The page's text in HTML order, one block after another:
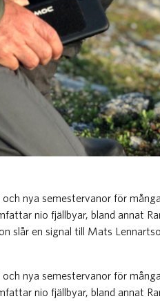
nya semestervanor för
nio fjällbyar, bland annat
slår en signal till Mats
nya semestervanor för
nio fjällbyar, bland annat